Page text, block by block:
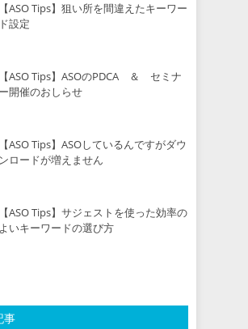
【ASO Tips】狙い所を間違えたキーワー
ド設定
【ASO Tips】ASOのPDCA ＆ セミナ
ー開催のおしらせ
【ASO Tips】ASOしているんですがダウ
ンロードが増えません
【ASO Tips】サジェストを使った効率の
よいキーワードの選び方
事